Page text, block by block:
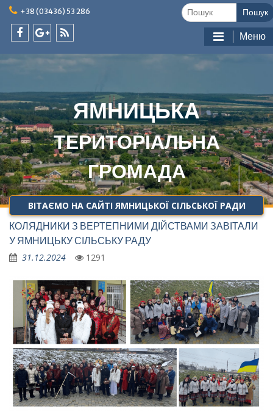
Skip
content
+38 (03436) 53 286
plus
ЯМНИЦЬКА
ТЕРИТОРІАЛЬНА
ГРОМАДА
Меню
ВІТАЄМО НА САЙТІ ЯМНИЦЬКОЇ СІЛЬСЬКОЇ РАДИ
КОЛЯДНИКИ З ВЕРТЕПНИМИ ДІЙСТВАМИ ЗАВІТАЛИ
У ЯМНИЦЬКУ СІЛЬСЬКУ РАДУ
31.12.2024 1291
Шукати: